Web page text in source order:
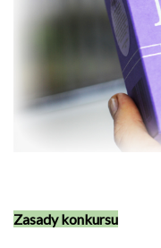
Zasady konkursu